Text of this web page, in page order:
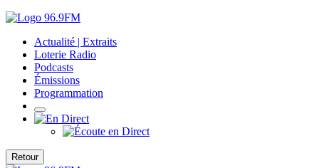
Actualité | Extraits
Loterie Radio
Podcasts
Émissions
Programmation
Retour